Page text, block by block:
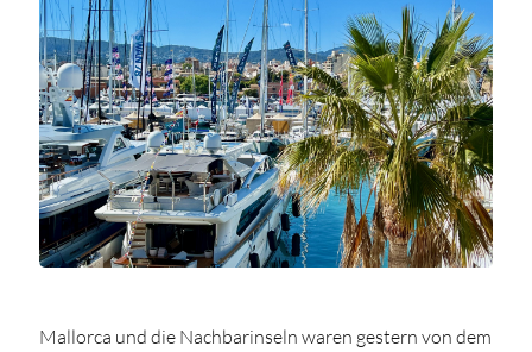
Mallorca und die Nachbarinseln waren gestern von dem